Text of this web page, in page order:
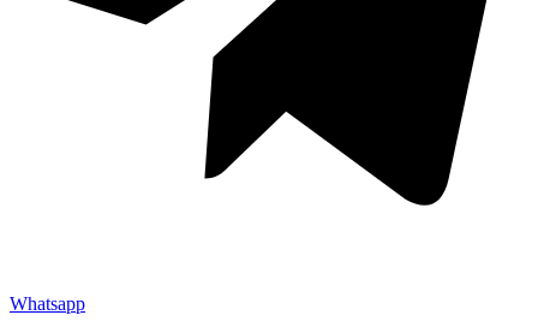
Whatsapp